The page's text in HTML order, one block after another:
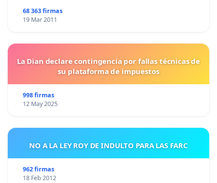
68 363 firmas
19 Mar 2011
La Dian declare contingencia por fallas técnicas de
su plataforma de impuestos
998 firmas
12 May 2025
NO A LA LEY ROY DE INDULTO PARA LAS FARC
962 firmas
18 Feb 2012